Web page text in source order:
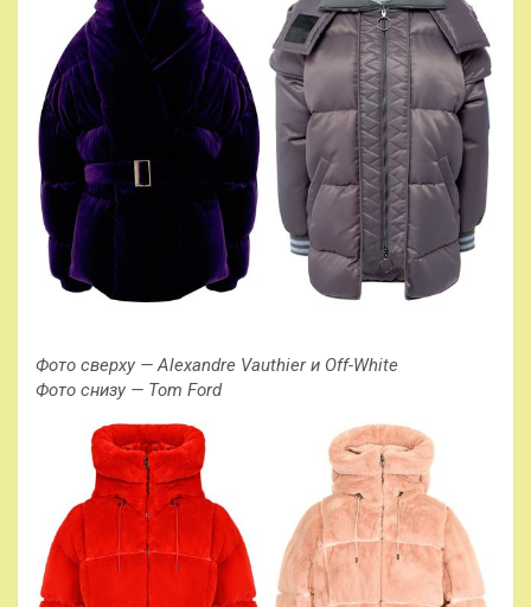
Фото сверху — Alexandre Vauthier и Off-White
Фото снизу — Tom Ford